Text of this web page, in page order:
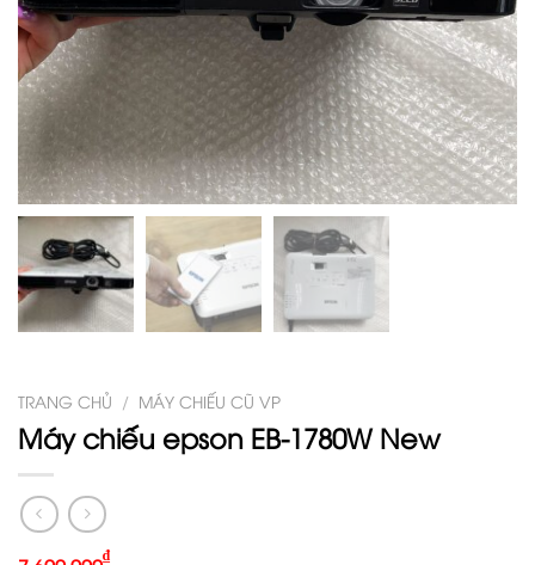
TRANG CHỦ / MÁY CHIẾU CŨ VP
Máy chiếu epson EB-1780W New
₫